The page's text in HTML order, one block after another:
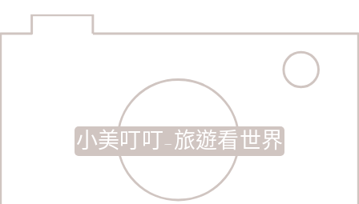
小美叮叮-旅遊看世界